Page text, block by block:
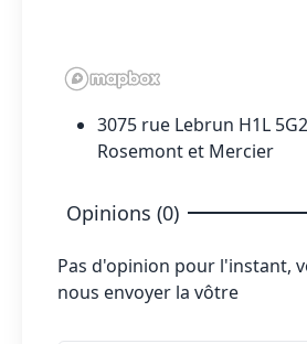
3075 rue Lebrun H1L
Rosemont et Mercier
Opinions (0)
Pas d'opinion pour l'instant,
nous envoyer la vôtre